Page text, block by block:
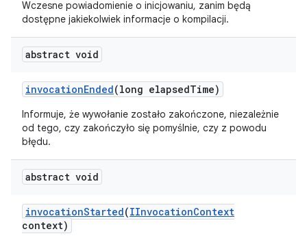
Wczesne powiadomienie o inicjowaniu, zanim będą
dostępne jakiekolwiek informacje o kompilacji.
abstract void
invocationEnded(long elapsedTime)
Informuje, że wywołanie zostało zakończone, niezależnie
od tego, czy zakończyło się pomyślnie, czy z powodu
błędu.
abstract void
invocationStarted(IInvocationContext
context)